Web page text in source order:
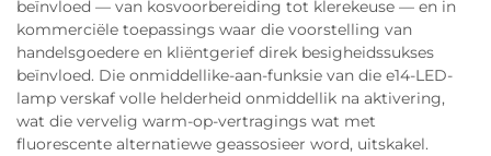
beïnvloed — van kosvoorbereiding tot klerekeuse — en in
kommerciële toepassings waar die voorstelling van
handelsgoedere en kliëntgerief direk besigheidssukses
beïnvloed. Die onmiddellike-aan-funksie van die e14-LED-
lamp verskaf volle helderheid onmiddellik na aktivering,
wat die vervelig warm-op-vertragings wat met
fluorescente alternatiewe geassosieer word, uitskakel.